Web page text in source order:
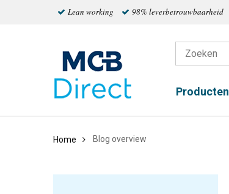
Lean working 98% leverbetrouwbaarheid
Producten
Home Blog overview